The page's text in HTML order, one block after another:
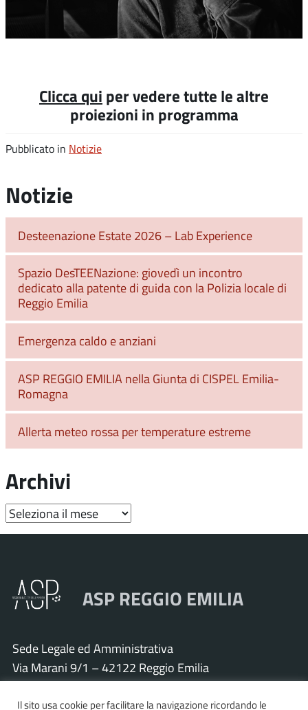
Clicca qui per vedere tutte le altre
proiezioni in programma
Pubblicato in Notizie
Notizie
Desteenazione Estate 2026 – Lab Experience
Spazio DesTEENazione: giovedì un incontro
dedicato alla patente di guida con la Polizia locale di
Reggio Emilia
Emergenza caldo e anziani
ASP REGGIO EMILIA nella Giunta di CISPEL Emilia-
Romagna
Allerta meteo rossa per temperature estreme
Archivi
Archivi
ASP REGGIO EMILIA
Sede Legale ed Amministrativa
Via Marani 9/1 – 42122 Reggio Emilia
Tel. 0522 571011 – Fax 0522 571030
Cod. Fisc. e P.IVA 01925120352
Il sito usa cookie per facilitare la navigazione ricordando le